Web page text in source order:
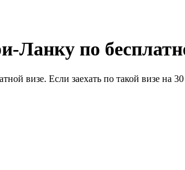
по
визе. Если заехать по такой визе на